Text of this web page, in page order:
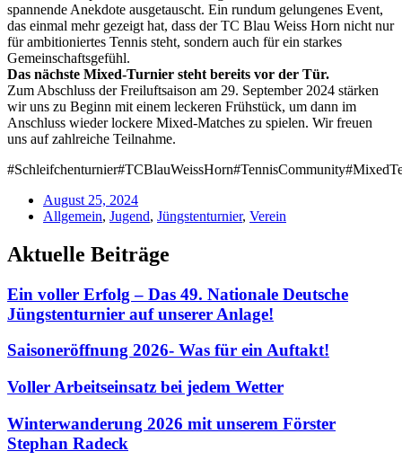
spannende Anekdote ausgetauscht. Ein rundum gelungenes Event,
das einmal mehr gezeigt hat, dass der TC Blau Weiss Horn nicht nur
für ambitioniertes Tennis steht, sondern auch für ein starkes
Gemeinschaftsgefühl.
Das nächste Mixed-Turnier steht bereits vor der Tür.
Zum Abschluss der Freiluftsaison am 29. September 2024 stärken
wir uns zu Beginn mit einem leckeren Frühstück, um dann im
Anschluss wieder lockere Mixed-Matches zu spielen. Wir freuen
uns auf zahlreiche Teilnahme.
August 25, 2024
Allgemein, Jugend, Jüngstenturnier, Verein
Aktuelle Beiträge
Ein voller Erfolg – Das 49. Nationale Deutsche
Jüngstenturnier auf unserer Anlage!
Saisoneröffnung 2026- Was für ein Auftakt!
Voller Arbeitseinsatz bei jedem Wetter
Winterwanderung 2026 mit unserem Förster
Stephan Radeck